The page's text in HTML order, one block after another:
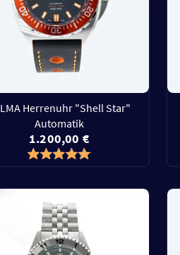
Herrenuhr "Shell Star"
Automatik
1.200,00 €